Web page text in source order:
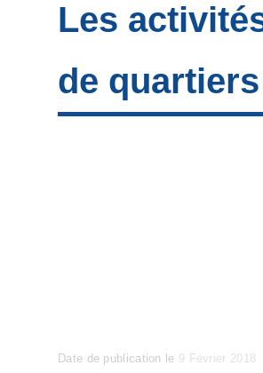
Les
de
Date de publication le Posted
9 Février 2018